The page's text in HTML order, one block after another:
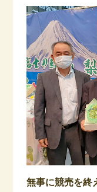
無事に競売を終